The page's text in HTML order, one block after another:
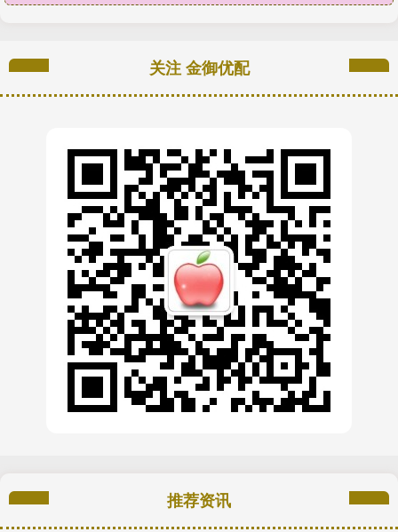
关注 金御优配
推荐资讯